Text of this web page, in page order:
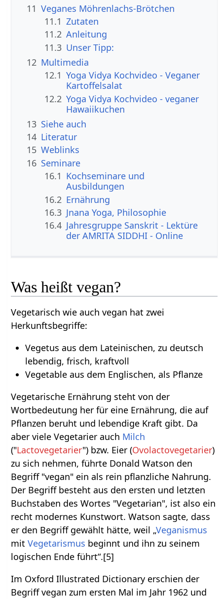
11 Veganes Möhrenlachs-Brötchen
11.1 Zutaten
11.2 Anleitung
11.3 Unser Tipp:
12 Multimedia
12.1 Yoga Vidya Kochvideo - Veganer
Kartoffelsalat
12.2 Yoga Vidya Kochvideo - veganer
Hawaiikuchen
13 Siehe auch
14 Literatur
15 Weblinks
16 Seminare
16.1 Kochseminare und
Ausbildungen
16.2 Ernährung
16.3 Jnana Yoga, Philosophie
16.4 Jahresgruppe Sanskrit - Lektüre
der AMRITA SIDDHI - Online
Was heißt vegan?
Vegetarisch wie auch vegan hat zwei
Herkunftsbegriffe:
Vegetus aus dem Lateinischen, zu deutsch
lebendig, frisch, kraftvoll
Vegetable aus dem Englischen, als Pflanze
Vegetarische Ernährung steht von der
Wortbedeutung her für eine Ernährung, die auf
Pflanzen beruht und lebendige Kraft gibt. Da
aber viele Vegetarier auch Milch
("Lactovegetarier") bzw. Eier (Ovolactovegetarier)
zu sich nehmen, führte Donald Watson den
Begriff "vegan" ein als rein pflanzliche Nahrung.
Der Begriff besteht aus den ersten und letzten
Buchstaben des Wortes "Vegetarian", ist also ein
recht modernes Kunstwort. Watson sagte, dass
er den Begriff gewählt hätte, weil „Veganismus
mitVegetarismus beginnt und ihn zu seinem
logischen Ende führt“.[5]
Im Oxford Illustrated Dictionary erschien der
Begriff vegan zum ersten Mal im Jahr 1962 und